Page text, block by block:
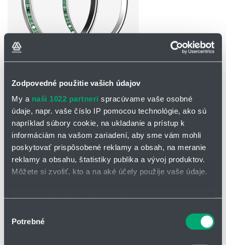
Zodpovedné použitie vašich údajov
My a naši 1022 partneri spracúvame vaše osobné
údaje, napr. vaše číslo IP pomocou technológie, ako sú
napríklad súbory cookie, na ukladanie a prístup k
informáciám na vašom zariadení, aby sme vám mohli
poskytovať prispôsobené reklamy a obsah, na meranie
reklamy a obsahu, štatistiky publika a vývoj produktov.
Môžete si zvoliť, kto a na aké účely použije vaše údaje.
polohe s presnosťou na niekoľko metrov
súhlasu
Potrebné
OPÝTAŤ SA / ODOSLAŤ DOPYT
Na stiahnutie
Katalógový list - krížové ložiská RA,
RA-C
Krížové valčekové ložisko RAje ľahké a kompaktné valčekové
Pre svoju ľahkú a kompaktnú konštrukciu je vynikajúcim riešením